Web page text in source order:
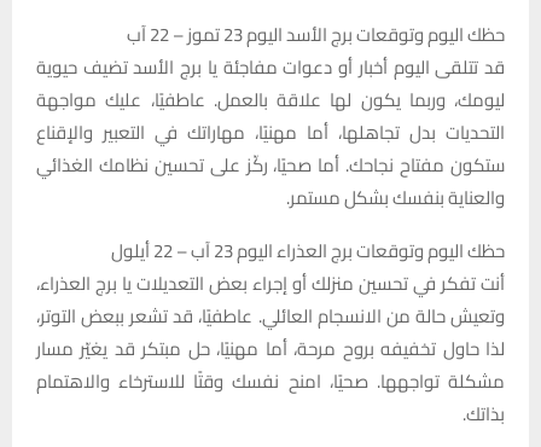
حظك اليوم وتوقعات برج الأسد اليوم 23 تموز – 22 آب
قد تتلقى اليوم أخبار أو دعوات مفاجئة يا برج الأسد تضيف حيوية
ليومك، وربما يكون لها علاقة بالعمل. عاطفيًا، عليك مواجهة
التحديات بدل تجاهلها، أما مهنيًا، مهاراتك في التعبير والإقناع
ستكون مفتاح نجاحك. أما صحيًا، ركّز على تحسين نظامك الغذائي
والعناية بنفسك بشكل مستمر.
حظك اليوم وتوقعات برج العذراء اليوم 23 آب – 22 أيلول
أنت تفكر في تحسين منزلك أو إجراء بعض التعديلات يا برج العذراء،
وتعيش حالة من الانسجام العائلي. عاطفيًا، قد تشعر ببعض التوتر،
لذا حاول تخفيفه بروح مرحة، أما مهنيًا، حل مبتكر قد يغيّر مسار
مشكلة تواجهها. صحيًا، امنح نفسك وقتًا للاسترخاء والاهتمام
بذاتك.